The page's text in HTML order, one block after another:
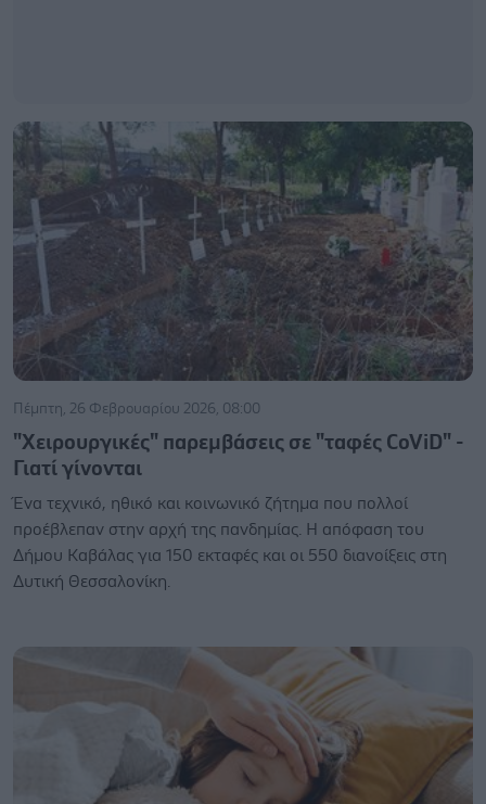
Πέμπτη, 26 Φεβρουαρίου 2026, 08:00
"Χειρουργικές" παρεμβάσεις σε "ταφές CoViD" -
Γιατί γίνονται
Ένα τεχνικό, ηθικό και κοινωνικό ζήτημα που πολλοί
προέβλεπαν στην αρχή της πανδημίας. Η απόφαση του
Δήμου Καβάλας για 150 εκταφές και οι 550 διανοίξεις στη
Δυτική Θεσσαλονίκη.